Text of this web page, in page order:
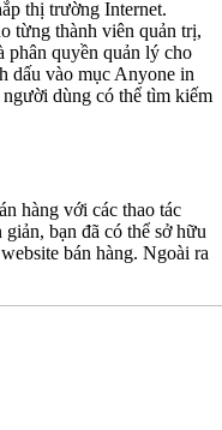
thị trường Internet.
từng thành viên quản trị,
phân quyền quản lý cho
dấu vào mục Anyone in
dùng có thể tìm kiếm
hàng với các thao tác
bạn đã có thể sở hữu
bán hàng. Ngoài ra